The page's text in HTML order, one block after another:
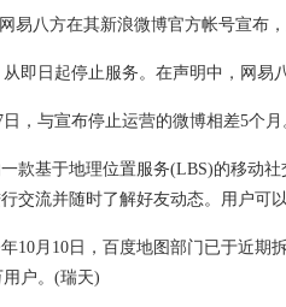
易八方在其新浪微博官方帐号宣布，
日起停止服务。在声明中，网易
与宣布停止运营的微博相差5个月
基于地理位置服务(LBS)的移动社
交流并随时了解好友动态。用户可
月10日，百度地图部门已于近期
户。(瑞天)